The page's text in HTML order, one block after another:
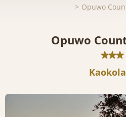
Opuwo
Opuwo